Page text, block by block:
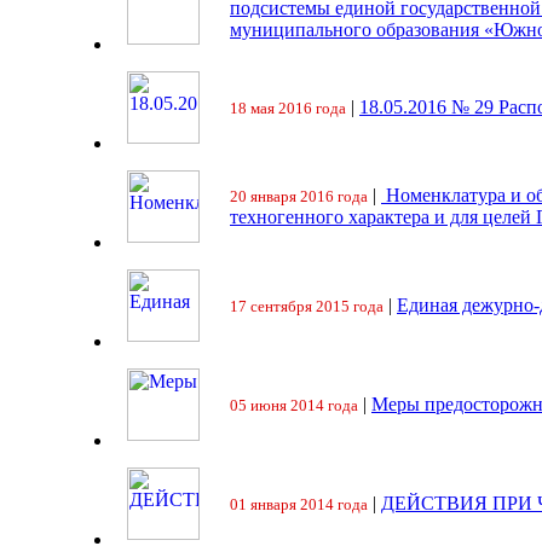
подсистемы единой
муниципального образования
18 мая 2016 года | 18.05.2016 № 29
20 января 2016 года | Номенклатура и
техногенного характера и для целей
17 сентября 2015 года | Единая
05 июня 2014 года | Меры
01 января 2014 года | ДЕЙСТВИЯ ПРИ